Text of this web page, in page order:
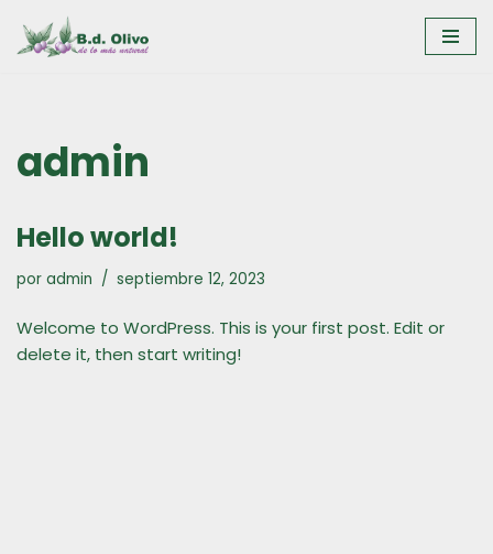
Saltar
admin
Hello world!
por admin septiembre 12, 2023
Welcome to WordPress. This is your first post. Edit or
delete it, then start writing!